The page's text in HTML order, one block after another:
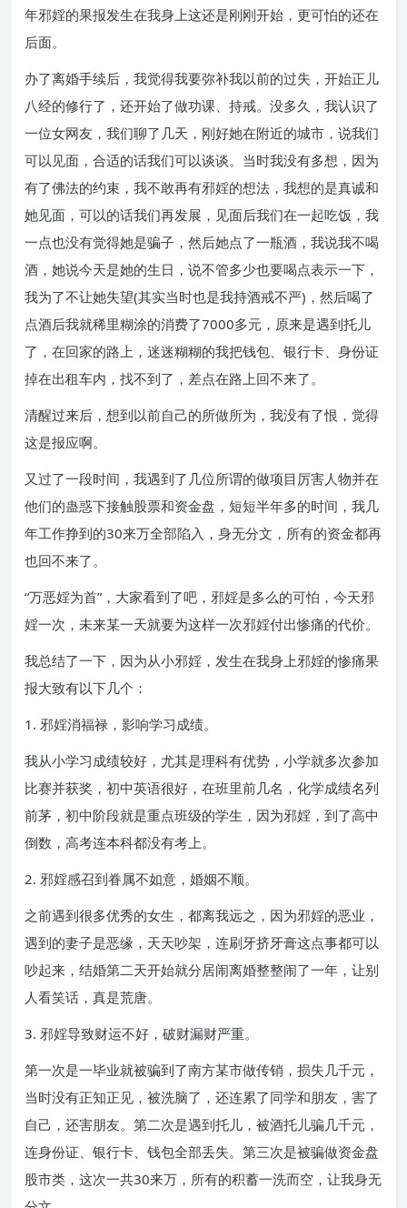
年邪婬的果报发生在我身上这还是刚刚开始，更可怕的还在
后面。
办了离婚手续后，我觉得我要弥补我以前的过失，开始正儿
八经的修行了，还开始了做功课、持戒。没多久，我认识了
一位女网友，我们聊了几天，刚好她在附近的城市，说我们
可以见面，合适的话我们可以谈谈。当时我没有多想，因为
有了佛法的约束，我不敢再有邪婬的想法，我想的是真诚和
她见面，可以的话我们再发展，见面后我们在一起吃饭，我
一点也没有觉得她是骗子，然后她点了一瓶酒，我说我不喝
酒，她说今天是她的生日，说不管多少也要喝点表示一下，
我为了不让她失望(其实当时也是我持酒戒不严)，然后喝了
点酒后我就稀里糊涂的消费了7000多元，原来是遇到托儿
了，在回家的路上，迷迷糊糊的我把钱包、银行卡、身份证
掉在出租车内，找不到了，差点在路上回不来了。
清醒过来后，想到以前自己的所做所为，我没有了恨，觉得
这是报应啊。
又过了一段时间，我遇到了几位所谓的做项目厉害人物并在
他们的蛊惑下接触股票和资金盘，短短半年多的时间，我几
年工作挣到的30来万全部陷入，身无分文，所有的资金都再
也回不来了。
“万恶婬为首”，大家看到了吧，邪婬是多么的可怕，今天邪
婬一次，未来某一天就要为这样一次邪婬付出惨痛的代价。
我总结了一下，因为从小邪婬，发生在我身上邪婬的惨痛果
报大致有以下几个：
1. 邪婬消福禄，影响学习成绩。
我从小学习成绩较好，尤其是理科有优势，小学就多次参加
比赛并获奖，初中英语很好，在班里前几名，化学成绩名列
前茅，初中阶段就是重点班级的学生，因为邪婬，到了高中
倒数，高考连本科都没有考上。
2. 邪婬感召到眷属不如意，婚姻不顺。
之前遇到很多优秀的女生，都离我远之，因为邪婬的恶业，
遇到的妻子是恶缘，天天吵架，连刷牙挤牙膏这点事都可以
吵起来，结婚第二天开始就分居闹离婚整整闹了一年，让别
人看笑话，真是荒唐。
3. 邪婬导致财运不好，破财漏财严重。
第一次是一毕业就被骗到了南方某市做传销，损失几千元，
当时没有正知正见，被洗脑了，还连累了同学和朋友，害了
自己，还害朋友。第二次是遇到托儿，被酒托儿骗几千元，
连身份证、银行卡、钱包全部丢失。第三次是被骗做资金盘
股市类，这次一共30来万，所有的积蓄一洗而空，让我身无